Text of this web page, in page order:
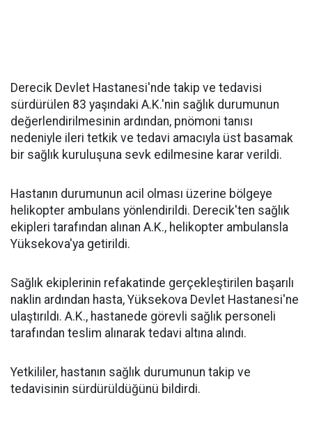
Derecik Devlet Hastanesi'nde takip ve tedavisi
sürdürülen 83 yaşındaki A.K.'nin sağlık durumunun
değerlendirilmesinin ardından, pnömoni tanısı
nedeniyle ileri tetkik ve tedavi amacıyla üst basamak
bir sağlık kuruluşuna sevk edilmesine karar verildi.
Hastanın durumunun acil olması üzerine bölgeye
helikopter ambulans yönlendirildi. Derecik'ten sağlık
ekipleri tarafından alınan A.K., helikopter ambulansla
Yüksekova'ya getirildi.
Sağlık ekiplerinin refakatinde gerçekleştirilen başarılı
naklin ardından hasta, Yüksekova Devlet Hastanesi'ne
ulaştırıldı. A.K., hastanede görevli sağlık personeli
tarafından teslim alınarak tedavi altına alındı.
Yetkililer, hastanın sağlık durumunun takip ve
tedavisinin sürdürüldüğünü bildirdi.